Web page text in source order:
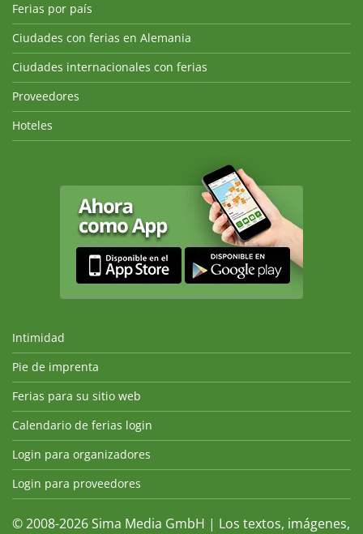
Ferias por país
Ciudades con ferias en Alemania
Ciudades internacionales con ferias
Proveedores
Hoteles
Intimidad
Pie de imprenta
Ferias para su sitio web
Calendario de ferias login
Login para organizadores
Login para proveedores
© 2008-2026 Sima Media GmbH | Los textos, imágenes,